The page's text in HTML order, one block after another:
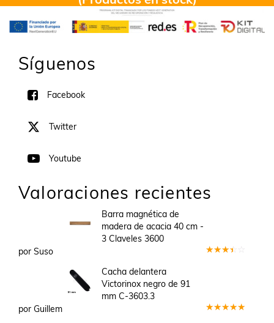
Síguenos
Facebook
Twitter
Youtube
Valoraciones recientes
Barra magnética de
madera de acacia 40 cm -
3 Claveles 3600
por Suso
Cacha delantera
Victorinox negro de 91
mm C-3603.3
por Guillem